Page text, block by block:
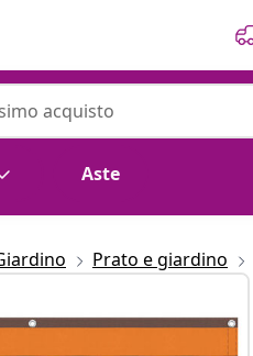
Aste
Prato e giardino